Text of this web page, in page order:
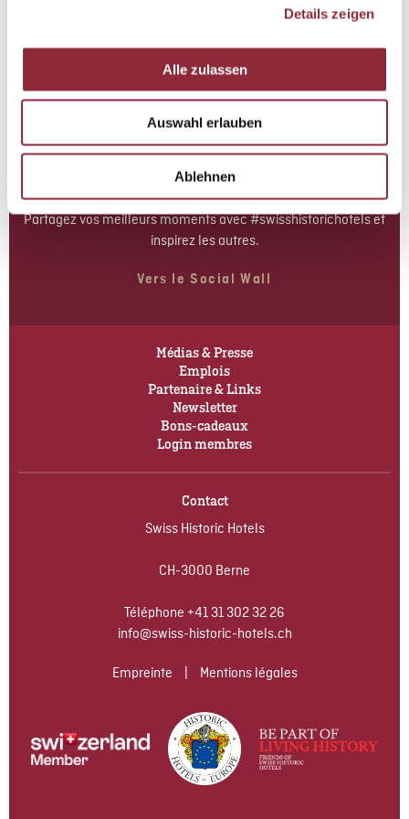
Details zeigen
Alle zulassen
Auswahl erlauben
Ablehnen
Nous vous tiendrons régulièrement informés sur les offres de
Swiss Historic Hotels.
Partagez vos meilleurs moments avec #swisshistorichotels et
inspirez les autres.
Vers le Social Wall
Médias & Presse
Emplois
Partenaire & Links
Newsletter
Bons-cadeaux
Login membres
Contact
Swiss Historic Hotels
CH-3000 Berne
Téléphone +41 31 302 32 26
info@swiss-historic-hotels.ch
Empreinte | Mentions légales